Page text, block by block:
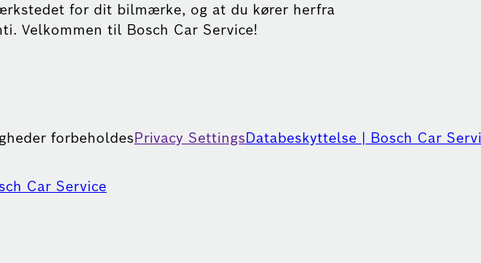
for dit bilmærke, og at du kører herfra
Velkommen til Bosch Car Service!
forbeholdesPrivacy SettingsDatabeskyttelse | Bosch Car
Car Service